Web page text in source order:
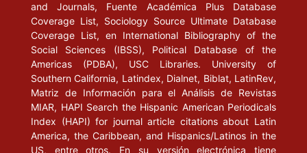
and Journals, Fuente Académica Plus Database
Coverage List, Sociology Source Ultimate Database
Coverage List, en International Bibliography of the
Social Sciences (IBSS), Political Database of the
Americas (PDBA), USC Libraries. University of
Southern California, Latindex, Dialnet, Biblat, LatinRev,
Matriz de Información para el Análisis de Revistas
MIAR, HAPI Search the Hispanic American Periodicals
Index (HAPI) for journal article citations about Latin
America, the Caribbean, and Hispanics/Latinos in the
US, entre otros. En su versión electrónica tiene